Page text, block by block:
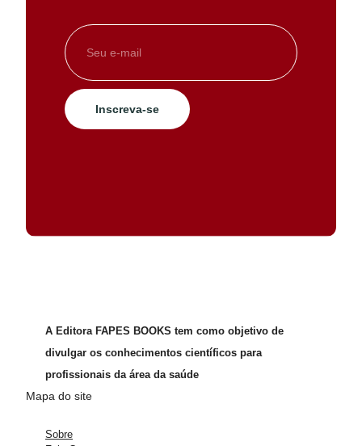
Inscreva-se
A Editora FAPES BOOKS tem como objetivo de
divulgar os conhecimentos científicos para
profissionais da área da saúde
Mapa do site
Sobre